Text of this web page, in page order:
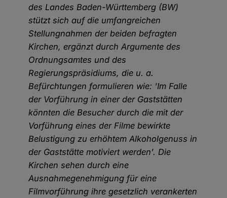
des Landes Baden-Württemberg (BW)
stützt sich auf die umfangreichen
Stellungnahmen der beiden befragten
Kirchen, ergänzt durch Argumente des
Ordnungsamtes und des
Regierungspräsidiums, die u. a.
Befürchtungen formulieren wie: 'Im Falle
der Vorführung in einer der Gaststätten
könnten die Besucher durch die mit der
Vorführung eines der Filme bewirkte
Belustigung zu erhöhtem Alkoholgenuss in
der Gaststätte motiviert werden'. Die
Kirchen sehen durch eine
Ausnahmegenehmigung für eine
Filmvorführung ihre gesetzlich verankerten